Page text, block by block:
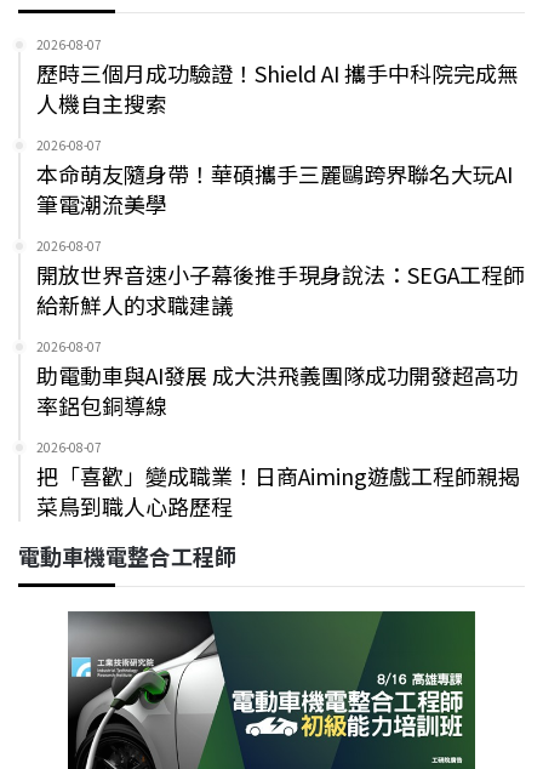
2026-08-07
歷時三個月成功驗證！Shield AI 攜手中科院完成無
人機自主搜索
2026-08-07
本命萌友隨身帶！華碩攜手三麗鷗跨界聯名大玩AI
筆電潮流美學
2026-08-07
開放世界音速小子幕後推手現身說法：SEGA工程師
給新鮮人的求職建議
2026-08-07
助電動車與AI發展 成大洪飛義團隊成功開發超高功
率鋁包銅導線
2026-08-07
把「喜歡」變成職業！日商Aiming遊戲工程師親揭
菜鳥到職人心路歷程
電動車機電整合工程師